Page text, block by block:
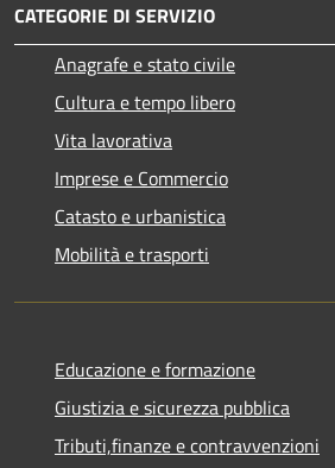
CATEGORIE DI SERVIZIO
Anagrafe e stato civile
Cultura e tempo libero
Vita lavorativa
Imprese e Commercio
Catasto e urbanistica
Mobilità e trasporti
Educazione e formazione
Giustizia e sicurezza pubblica
Tributi,finanze e contravvenzioni